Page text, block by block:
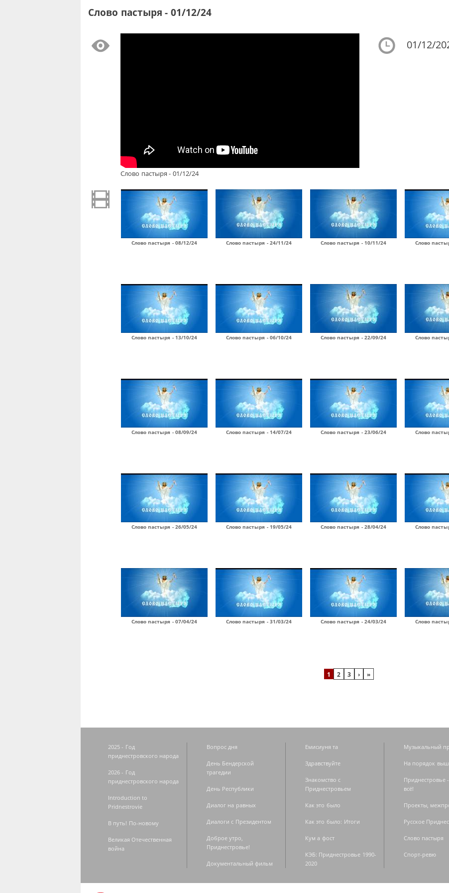
Слово пастыря - 01/12/24
Слово пастыря - 01/12/24
01/12/
Слово пастыря - 08/12/24 Слово пастыря - 24/11/24 Слово пастыря - 10/11/24 Слово
Слово пастыря - 13/10/24 Слово пастыря - 06/10/24 Слово пастыря - 22/09/24 Слово
Слово пастыря - 08/09/24 Слово пастыря - 14/07/24 Слово пастыря - 23/06/24 Слово
Слово пастыря - 26/05/24 Слово пастыря - 19/05/24 Слово пастыря - 28/04/24 Слово
Слово пастыря - 07/04/24 Слово пастыря - 31/03/24 Слово пастыря - 24/03/24 Слово
1 2 3 › »
2025 - Год
приднестровского народа
2026 - Год
приднестровского народа
Introduction to
Pridnestrovie
В путь! По-новому
Великая Отечественная
война
Вопрос дня
День Бендерской
трагедии
День Республики
Диалог на равных
Диалоги с Президентом
Доброе утро,
Приднестровье!
Документальный фильм
Емисиуня та
Здравствуйте
Знакомство с
Приднестровьем
Как это было
Как это было: Итоги
Кум а фост
КЭБ: Приднестровье 1990-
2020
Музыкальный
На порядок
Приднестровье
всё!
Проекты,
Русское
Слово пастыря
Спорт-ревю